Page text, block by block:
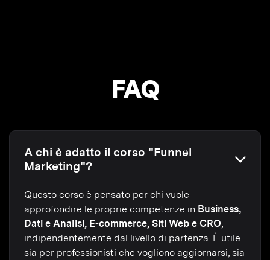
FAQ
A chi è adatto il corso "Funnel
Marketing"?
Questo corso è pensato per chi vuole
approfondire le proprie competenze in Business,
Dati e Analisi, E-commerce, Siti Web e CRO
indipendentemente dal livello di partenza. È utile
sia per professionisti che vogliono aggiornarsi, sia